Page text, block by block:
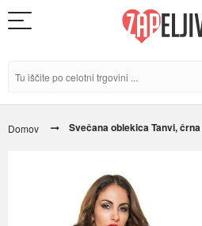
Domov Svečana oblekica Tanvi, črna